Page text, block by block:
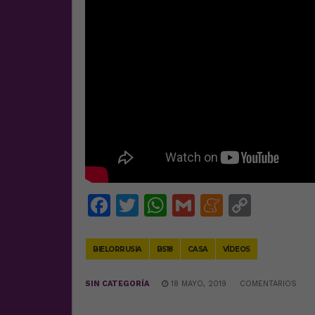
Facebook
Twitter
WhatsApp
Gmail
BIELORRUSIA BS18 CASA VÍDEOS
SIN CATEGORÍA 18 MAYO, 2019 COMENTARIOS